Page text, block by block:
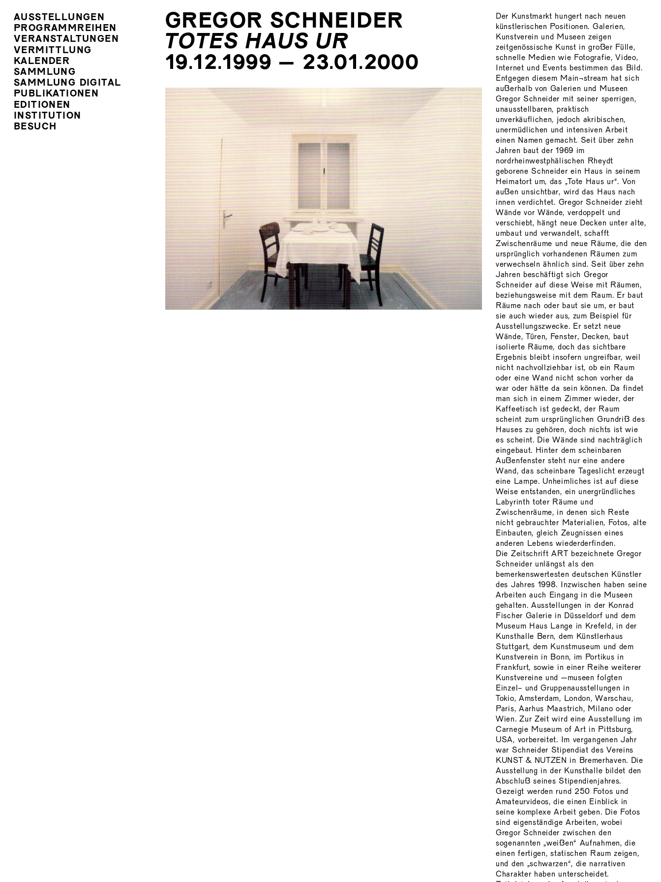
AUSSTELLUNGEN
PROGRAMMREIHEN
VERANSTALTUNGEN
VERMITTLUNG
KALENDER
SAMMLUNG
SAMMLUNG DIGITAL
PUBLIKATIONEN
EDITIONEN
INSTITUTION
BESUCH
GREGOR SCHNEIDER
TOTES HAUS UR
19.12.1999 – 23.01.2000
Der Kunstmarkt hungert nach neuen
künstlerischen Positionen. Galerien,
Kunstverein und Museen zeigen
zeitgenössische Kunst in großer Fülle,
schnelle Medien wie Fotografie, Video,
Internet und Events bestimmen das Bild.
Entgegen diesem Main¬stream hat sich
außerhalb von Galerien und Museen
Gregor Schneider mit seiner sperrigen,
unausstellbaren, praktisch
unverkäuflichen, jedoch akribischen,
unermüdlichen und intensiven Arbeit
einen Namen gemacht. Seit über zehn
Jahren baut der 1969 im
nordrheinwestphälischen Rheydt
geborene Schneider ein Haus in seinem
Heimatort um, das „Tote Haus ur“. Von
außen unsichtbar, wird das Haus nach
innen verdichtet. Gregor Schneider zieht
Wände vor Wände, verdoppelt und
verschiebt, hängt neue Decken unter alte,
umbaut und verwandelt, schafft
Zwischenräume und neue Räume, die den
ursprünglich vorhandenen Räumen zum
verwechseln ähnlich sind. Seit über zehn
Jahren beschäftigt sich Gregor
Schneider auf diese Weise mit Räumen,
beziehungsweise mit dem Raum. Er baut
Räume nach oder baut sie um, er baut
sie auch wieder aus, zum Beispiel für
Ausstellungszwecke. Er setzt neue
Wände, Türen, Fenster, Decken, baut
isolierte Räume, doch das sichtbare
Ergebnis bleibt insofern ungreifbar, weil
nicht nachvollziehbar ist, ob ein Raum
oder eine Wand nicht schon vorher da
war oder hätte da sein können. Da findet
man sich in einem Zimmer wieder, der
Kaffeetisch ist gedeckt, der Raum
scheint zum ursprünglichen Grundriß des
Hauses zu gehören, doch nichts ist wie
es scheint. Die Wände sind nachträglich
eingebaut. Hinter dem scheinbaren
Außenfenster steht nur eine andere
Wand, das scheinbare Tageslicht erzeugt
eine Lampe. Unheimliches ist auf diese
Weise entstanden, ein unergründliches
Labyrinth toter Räume und
Zwischenräume, in denen sich Reste
nicht gebrauchter Materialien, Fotos, alte
Einbauten, gleich Zeugnissen eines
anderen Lebens wiederderfinden.
Die Zeitschrift ART bezeichnete Gregor
Schneider unlängst als den
bemerkenswertesten deutschen Künstler
des Jahres 1998. Inzwischen haben seine
Arbeiten auch Eingang in die Museen
gehalten. Ausstellungen in der Konrad
Fischer Galerie in Düsseldorf und dem
Museum Haus Lange in Krefeld, in der
Kunsthalle Bern, dem Künstlerhaus
Stuttgart, dem Kunstmuseum und dem
Kunstverein in Bonn, im Portikus in
Frankfurt, sowie in einer Reihe weiterer
Kunstvereine und –museen folgten
Einzel- und Gruppenausstellungen in
Tokio, Amsterdam, London, Warschau,
Paris, Aarhus Maastrich, Milano oder
Wien. Zur Zeit wird eine Ausstellung im
Carnegie Museum of Art in Pittsburg,
USA, vorbereitet. Im vergangenen Jahr
war Schneider Stipendiat des Vereins
KUNST & NUTZEN in Bremerhaven. Die
Ausstellung in der Kunsthalle bildet den
Abschluß seines Stipendienjahres.
Gezeigt werden rund 250 Fotos und
Amateurvideos, die einen Einblick in
seine komplexe Arbeit geben. Die Fotos
sind eigenständige Arbeiten, wobei
Gregor Schneider zwischen den
sogenannten „weißen“ Aufnahmen, die
einen fertigen, statischen Raum zeigen,
und den „schwarzen“, die narrativen
Charakter haben unterscheidet.